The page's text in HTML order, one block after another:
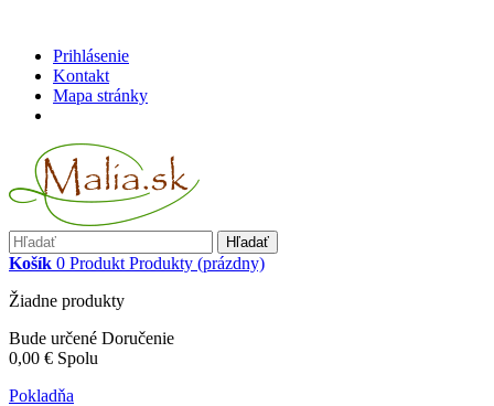
Prihlásenie
Kontakt
Mapa stránky
Hľadať
Košík 0 Produkt Produkty (prázdny)
Žiadne produkty
Bude určené Doručenie
0,00 € Spolu
Pokladňa